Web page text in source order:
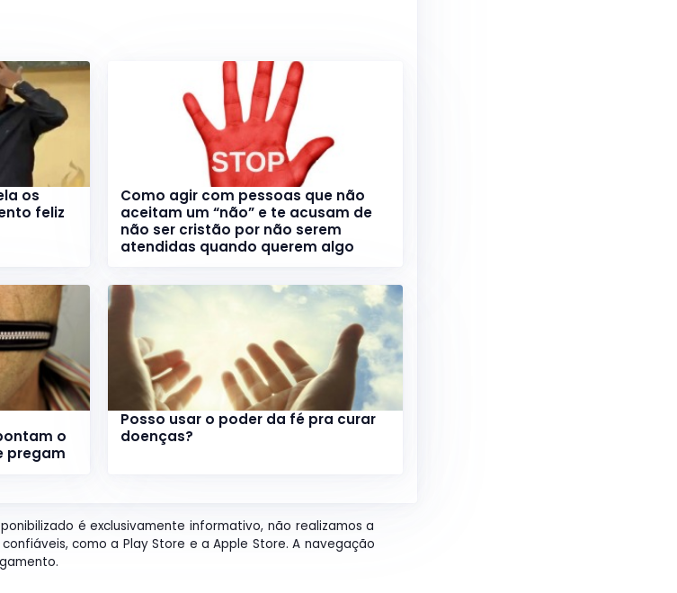
os
feliz
Como agir com pessoas que não
aceitam um “não” e te acusam de
não ser cristão por não serem
atendidas quando querem algo
o
pregam
Posso usar o poder da fé pra curar
doenças?
é exclusivamente informativo, não realizamos a
como a Play Store e a Apple Store. A navegação